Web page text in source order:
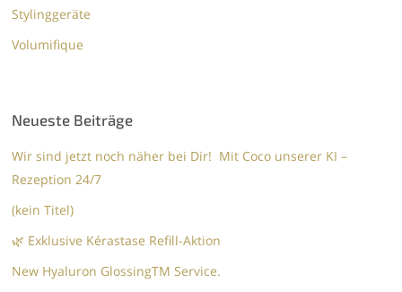
Stylinggeräte
Volumifique
Neueste Beiträge
Wir sind jetzt noch näher bei Dir! Mit Coco unserer KI –
Rezeption 24/7
(kein Titel)
🌿 Exklusive Kérastase Refill-Aktion
New Hyaluron GlossingTM​ Service.​